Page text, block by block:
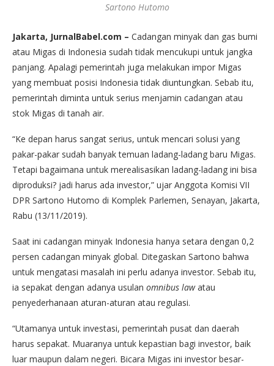
Sartono Hutomo
Jakarta, JurnalBabel.com – Cadangan minyak dan gas bumi
atau Migas di Indonesia sudah tidak mencukupi untuk jangka
panjang. Apalagi pemerintah juga melakukan impor Migas
yang membuat posisi Indonesia tidak diuntungkan. Sebab itu,
pemerintah diminta untuk serius menjamin cadangan atau
stok Migas di tanah air.
“Ke depan harus sangat serius, untuk mencari solusi yang
pakar-pakar sudah banyak temuan ladang-ladang baru Migas.
Tetapi bagaimana untuk merealisasikan ladang-ladang ini bisa
diproduksi? jadi harus ada investor,” ujar Anggota Komisi VII
DPR Sartono Hutomo di Komplek Parlemen, Senayan, Jakarta,
Rabu (13/11/2019).
Saat ini cadangan minyak Indonesia hanya setara dengan 0,2
persen cadangan minyak global. Ditegaskan Sartono bahwa
untuk mengatasi masalah ini perlu adanya investor. Sebab itu,
ia sepakat dengan adanya usulan omnibus lawatau
penyederhanaan aturan-aturan atau regulasi.
“Utamanya untuk investasi, pemerintah pusat dan daerah
harus sepakat. Muaranya untuk kepastian bagi investor, baik
luar maupun dalam negeri. Bicara Migas ini investor besar-